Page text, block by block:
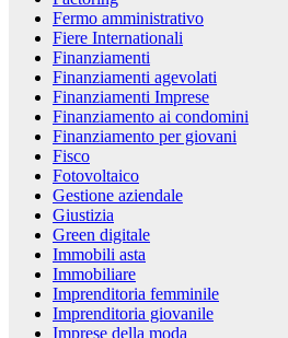
Fermo amministrativo
Fiere Internationali
Finanziamenti
Finanziamenti agevolati
Finanziamenti Imprese
Finanziamento ai condomini
Finanziamento per giovani
Fisco
Fotovoltaico
Gestione aziendale
Giustizia
Green digitale
Immobili asta
Immobiliare
Imprenditoria femminile
Imprenditoria giovanile
Imprese della moda